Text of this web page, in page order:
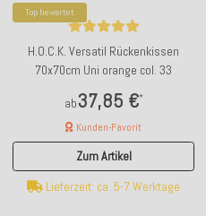
Top bewertet
H.O.C.K. Versatil Rückenkissen
70x70cm Uni orange col. 33
ab37,85 €*
Kunden-Favorit
Zum Artikel
Lieferzeit: ca. 5-7 Werktage